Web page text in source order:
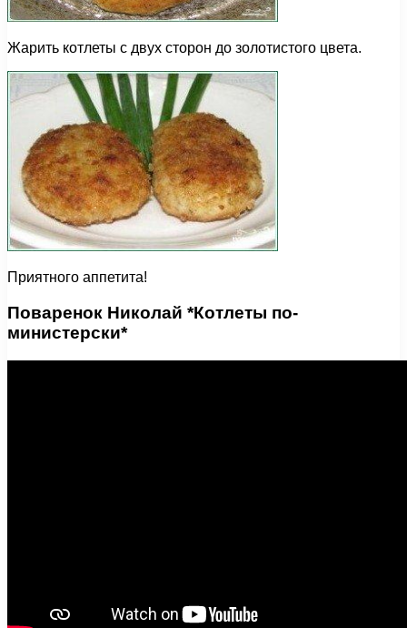
Жарить котлеты с двух сторон до золотистого цвета.
Приятного аппетита!
Поваренок Николай *Котлеты по-
министерски*